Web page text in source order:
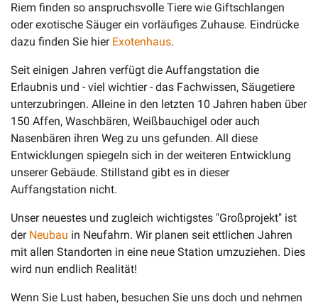
Riem finden so anspruchsvolle Tiere wie Giftschlangen
oder exotische Säuger ein vorläufiges Zuhause. Eindrücke
dazu finden Sie hier Exotenhaus.
Seit einigen Jahren verfügt die Auffangstation die
Erlaubnis und - viel wichtier - das Fachwissen, Säugetiere
unterzubringen. Alleine in den letzten 10 Jahren haben über
150 Affen, Waschbären, Weißbauchigel oder auch
Nasenbären ihren Weg zu uns gefunden. All diese
Entwicklungen spiegeln sich in der weiteren Entwicklung
unserer Gebäude. Stillstand gibt es in dieser
Auffangstation nicht.
Unser neuestes und zugleich wichtigstes "Großprojekt" ist
der Neubau in Neufahrn. Wir planen seit ettlichen Jahren
mit allen Standorten in eine neue Station umzuziehen. Dies
wird nun endlich Realität!
Wenn Sie Lust haben, besuchen Sie uns doch und nehmen